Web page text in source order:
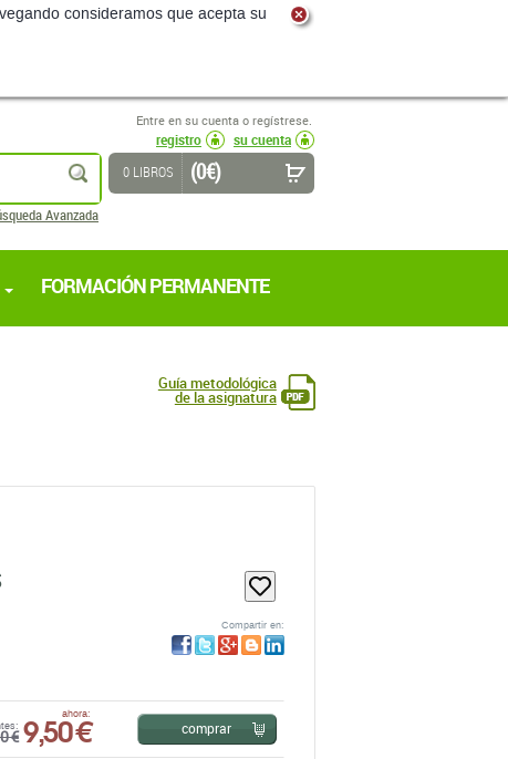
consideramos que acepta su
Entre en su cuenta o regístrese.
registro
su cuenta
buscar
Avanzada
0 LIBROS (0 €)
FORMACIÓN PERMANENTE
Guía metodológica
de la asignatura
Compartir en:
€
ahora:
9,50 € comprar